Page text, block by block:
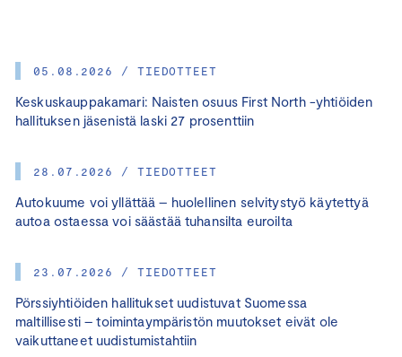
05.08.2026 / TIEDOTTEET
Keskuskauppakamari: Naisten osuus First North -yhtiöiden
hallituksen jäsenistä laski 27 prosenttiin
28.07.2026 / TIEDOTTEET
Autokuume voi yllättää – huolellinen selvitystyö käytettyä
autoa ostaessa voi säästää tuhansilta euroilta
23.07.2026 / TIEDOTTEET
Pörssiyhtiöiden hallitukset uudistuvat Suomessa
maltillisesti – toimintaympäristön muutokset eivät ole
vaikuttaneet uudistumistahtiin